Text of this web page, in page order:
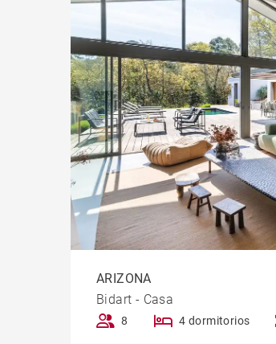
ARIZONA
Bidart - Casa
8 4 dormitorios